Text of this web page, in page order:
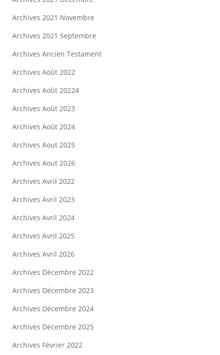
Archives 2021 Novembre
Archives 2021 Septembre
Archives Ancien Testament
Archives Août 2022
Archives Août 20224
Archives Août 2023
Archives Août 2024
Archives Aout 2025
Archives Aout 2026
Archives Avril 2022
Archives Avril 2023
Archives Avril 2024
Archives Avril 2025
Archives Avril 2026
Archives Décembre 2022
Archives Décembre 2023
Archives Décembre 2024
Archives Décembre 2025
Archives Février 2022